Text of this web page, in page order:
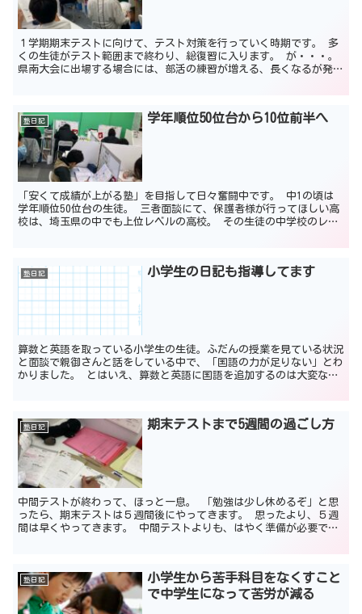
１学期期末テストに向けて、テスト対策を行っていく時期です。 多
くの生徒がテスト範囲まで終わり、総復習に入ります。 が・・・。
県南大会に出場する場合には、部活の練習が増える、長くなるが発生
塾日記 学年順位50位台から10位前半へ
「安くて成績が上がる塾」を目指して日々奮闘中です。 中1の頃は
学年順位50位台の生徒。 三者面談にて、保護者様が行ってほしい高
校は、埼玉県の中でも上位レベルの高校。 その生徒の中学校のレベ
塾日記 小学生の日記も指導してます
算数と英語を取っている小学生の生徒。ふだんの授業を見ている状況
と面談で親御さんと話をしている中で、「国語の力が足りない」とわ
かりました。 とはいえ、算数と英語に国語を追加するのは大変なの
塾日記 期末テストまで5週間の過ごし方
中間テストが終わって、ほっと一息。 「勉強は少し休めるぞ」と思
ったら、期末テストは５週間後にやってきます。 思ったより、５週
間は早くやってきます。 中間テストよりも、はやく準備が必要で
塾日記
小学生から苦手科目をなくすこと
で中学生になって苦労が減る